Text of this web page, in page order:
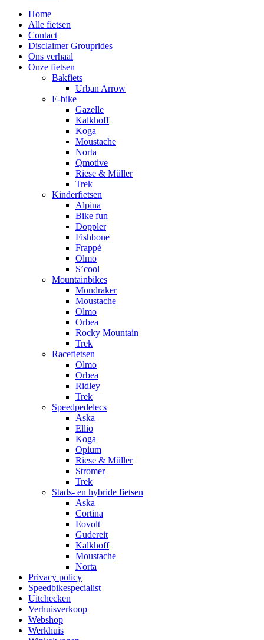
Home
Alle fietsen
Contact
Disclaimer Grouprides
Ons verhaal
Onze fietsen
Bakfiets
Urban Arrow
E-bike
Gazelle
Kalkhoff
Koga
Moustache
Norta
Qmotive
Riese & Müller
Trek
Kinderfietsen
Alpina
Bike fun
Doppler
Fishbone
Frappé
Olmo
S’cool
Mountainbikes
Mondraker
Moustache
Olmo
Orbea
Rocky Mountain
Trek
Racefietsen
Olmo
Orbea
Ridley
Trek
Speedpedelecs
Aska
Ellio
Koga
Opium
Riese & Müller
Stromer
Trek
Stads- en hybride fietsen
Aska
Cortina
Eovolt
Gudereit
Kalkhoff
Moustache
Norta
Privacy policy
Speedbikespecialist
Uitchecken
Verhuisverkoop
Webshop
Werkhuis